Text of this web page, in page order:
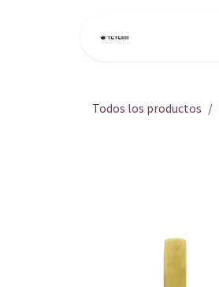
Todos los productos